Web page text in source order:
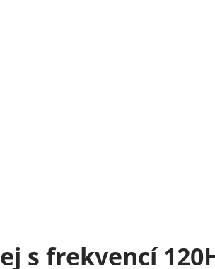
s frekvencí